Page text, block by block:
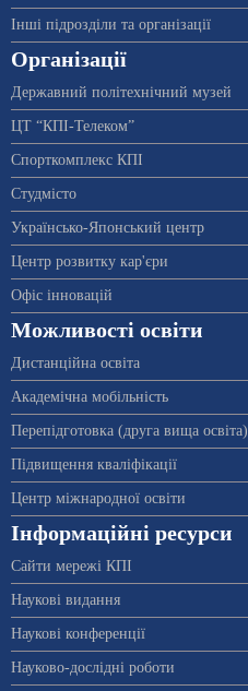
Інші підрозділи та організації
Організації
Державний політехнічний музей
ЦТ “КПІ-Телеком”
Спорткомплекс КПІ
Студмісто
Українсько-Японський центр
Центр розвитку кар'єри
Офіс інновацій
Можливості освіти
Дистанційна освіта
Академічна мобільність
Перепідготовка (друга вища освіта)
Підвищення кваліфікації
Центр міжнародної освіти
Інформаційні ресурси
Сайти мережі КПІ
Наукові видання
Наукові конференції
Науково-дослідні роботи